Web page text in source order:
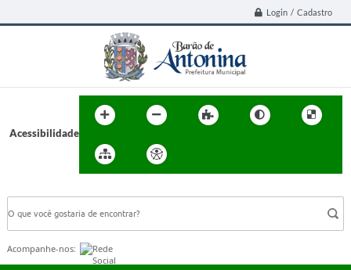
Login / Cadastro
Acessibilidade
Acompanhe-nos: